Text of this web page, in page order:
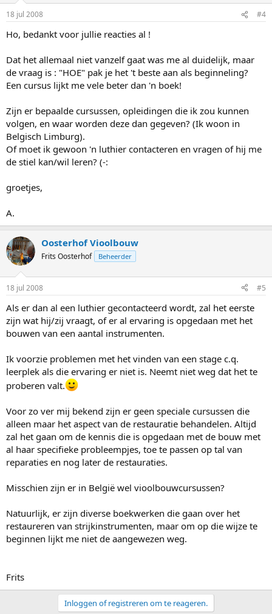
18 jul 2008 #4
Ho, bedankt voor jullie reacties al !
Dat het allemaal niet vanzelf gaat was me al duidelijk, maar
de vraag is : "HOE" pak je het 't beste aan als beginneling?
Een cursus lijkt me vele beter dan 'n boek!
Zijn er bepaalde cursussen, opleidingen die ik zou kunnen
volgen, en waar worden deze dan gegeven? (Ik woon in
Belgisch Limburg).
Of moet ik gewoon 'n luthier contacteren en vragen of hij me
de stiel kan/wil leren? (-:
groetjes,
A.
Oosterhof Vioolbouw
Frits Oosterhof Beheerder
18 jul 2008 #5
Als er dan al een luthier gecontacteerd wordt, zal het eerste
zijn wat hij/zij vraagt, of er al ervaring is opgedaan met het
bouwen van een aantal instrumenten.
Ik voorzie problemen met het vinden van een stage c.q.
leerplek als die ervaring er niet is. Neemt niet weg dat het te
proberen valt.
Voor zo ver mij bekend zijn er geen speciale cursussen die
alleen maar het aspect van de restauratie behandelen. Altijd
zal het gaan om de kennis die is opgedaan met de bouw met
al haar specifieke probleempjes, toe te passen op tal van
reparaties en nog later de restauraties.
Misschien zijn er in België wel vioolbouwcursussen?
Natuurlijk, er zijn diverse boekwerken die gaan over het
restaureren van strijkinstrumenten, maar om op die wijze te
beginnen lijkt me niet de aangewezen weg.
Frits
Inloggen of registreren om te reageren.